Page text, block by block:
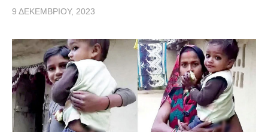
9 ΔΕΚΕΜΒΡΊΟΥ, 2023